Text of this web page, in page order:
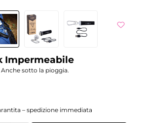
Impermeabile
sotto la pioggia.
– spedizione immediata